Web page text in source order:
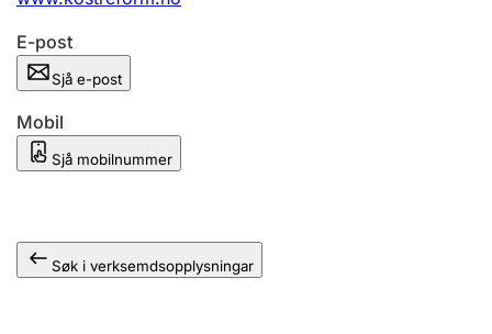
E-post
Sjå e-post
Mobil
Sjå mobilnummer
Søk i verksemdsopplysningar